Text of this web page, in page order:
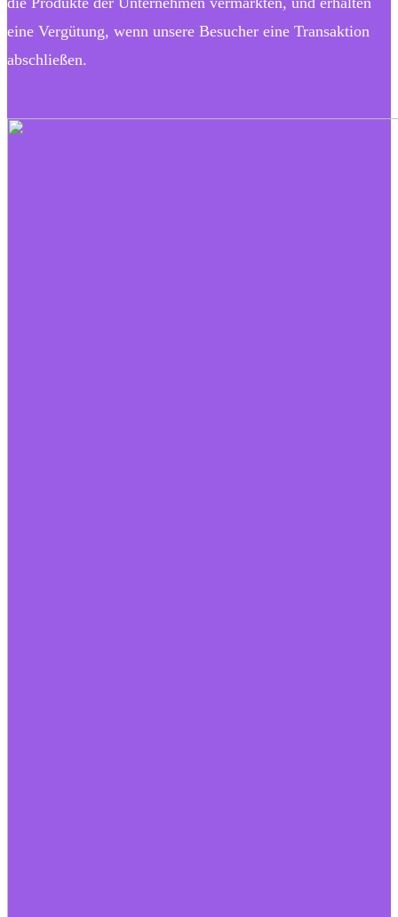
eine Vergütung, wenn unsere Besucher eine Transaktion
abschließen.